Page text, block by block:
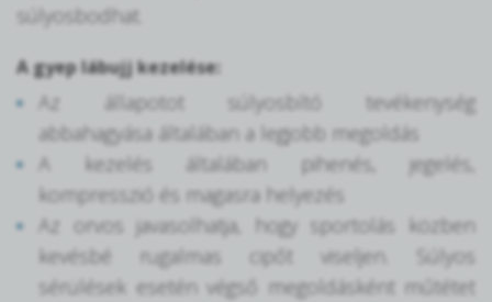
súlyosbodhat.
A gyep lábujj kezelése:
Az állapotot súlyosbító tevékenység
abbahagyása általában a legjobb megoldás
A kezelés általában pihenés, jegelés,
kompresszió és magasra helyezés
Az orvos javasolhatja, hogy sportolás közben
kevésbé rugalmas cipőt viseljen. Súlyos
sérülések esetén végső megoldásként műtétet